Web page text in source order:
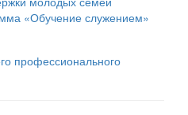
«Обучение служением»
профессионального